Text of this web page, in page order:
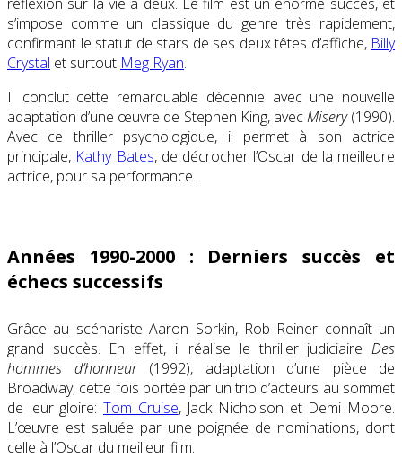
réflexion sur la vie à deux. Le film est un énorme succès, et
s’impose comme un classique du genre très rapidement,
confirmant le statut de stars de ses deux têtes d’affiche, Billy
Crystal et surtout Meg Ryan.
Il conclut cette remarquable décennie avec une nouvelle
adaptation d’une œuvre de Stephen King, avecMisery(1990).
Avec ce thriller psychologique, il permet à son actrice
principale, Kathy Bates, de décrocher l’Oscar de la meilleure
actrice, pour sa performance.
Années 1990-2000 : Derniers succès et
échecs successifs
Grâce au scénariste Aaron Sorkin, Rob Reiner connaît un
grand succès. En effet, il réalise le thriller judiciaire Des
hommes d’honneur(1992), adaptation d’une pièce de
Broadway, cette fois portée par un trio d’acteurs au sommet
de leur gloire: Tom Cruise, Jack Nicholson et Demi Moore.
L’œuvre est saluée par une poignée de nominations, dont
celle à l’Oscar du meilleur film.